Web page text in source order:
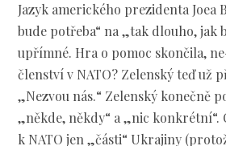
Jazyk amerického prezidenta
bude potřeba“ na „tak dlouho, jak
upřímné. Hra o pomoc skončila,
členství v NATO? Zelenský teď už
„Nezvou nás.“ Zelenský konečně
„někde, někdy“ a „nic
k NATO jen „části“ Ukrajiny